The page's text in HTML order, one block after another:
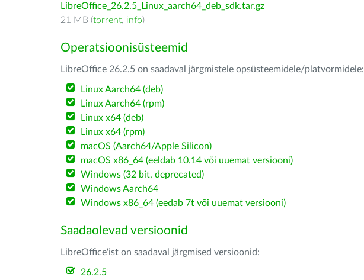
LibreOffice_26.2.5_Linux_aarch64_deb_sdk.tar.gz
21 MB (torrent, info)
Operatsioonisüsteemid
LibreOffice 26.2.5 on saadaval järgmistele opsüsteemidele/platvormidele:
Linux Aarch64 (deb)
Linux Aarch64 (rpm)
Linux x64 (deb)
Linux x64 (rpm)
macOS (Aarch64/Apple Silicon)
macOS x86_64 (eeldab 10.14 või uuemat versiooni)
Windows (32 bit, deprecated)
Windows Aarch64
Windows x86_64 (eedab 7t või uuemat versiooni)
Saadaolevad versioonid
LibreOffice'ist on saadaval järgmised versioonid:
26.2.5